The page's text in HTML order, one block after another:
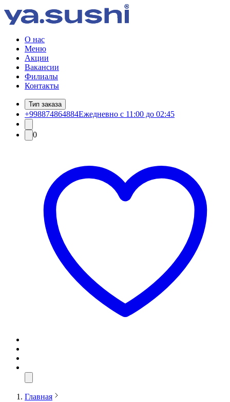
О нас
Меню
Акции
Вакансии
Филиалы
Контакты
Тип заказа
+998874864884Ежедневно с 11:00 до 02:45
0
Главная